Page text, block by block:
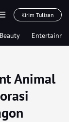
Kirim Tulisan
Animal